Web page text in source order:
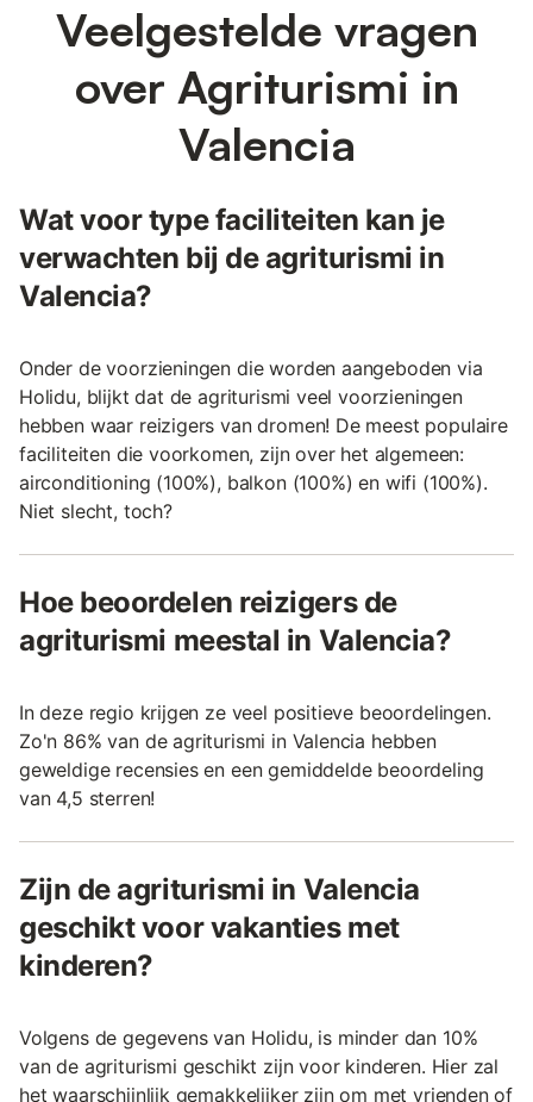
Veelgestelde vragen
over Agriturismi in
Valencia
Wat voor type faciliteiten kan je
verwachten bij de agriturismi in
Valencia?
Onder de voorzieningen die worden aangeboden via
Holidu, blijkt dat de agriturismi veel voorzieningen
hebben waar reizigers van dromen! De meest populaire
faciliteiten die voorkomen, zijn over het algemeen:
airconditioning (100%), balkon (100%) en wifi (100%).
Niet slecht, toch?
Hoe beoordelen reizigers de
agriturismi meestal in Valencia?
In deze regio krijgen ze veel positieve beoordelingen.
Zo'n 86% van de agriturismi in Valencia hebben
geweldige recensies en een gemiddelde beoordeling
van 4,5 sterren!
Zijn de agriturismi in Valencia
geschikt voor vakanties met
kinderen?
Volgens de gegevens van Holidu, is minder dan 10%
van de agriturismi geschikt zijn voor kinderen. Hier zal
het waarschijnlijk gemakkelijker zijn om met vrienden of